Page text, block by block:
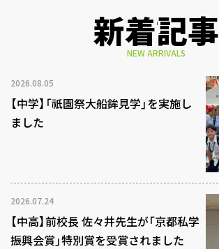
新着記事
NEW ARRIVALS
2026.08.05
【中学】「祇園祭大船鉾見学」を実施し
ました
2026.07.24
【中高】前校長 佐々井先生が「京都私学
振興会賞」特別賞を受賞されました